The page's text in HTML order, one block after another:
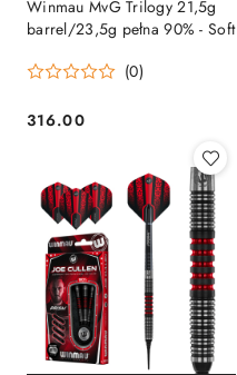
Winmau MvG Trilogy 21,5g
barrel/23,5g pełna 90% - Soft
(0)
Cena:
316.00